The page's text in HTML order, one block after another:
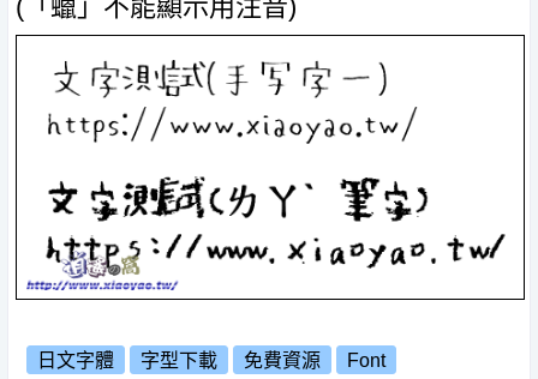
(「蠟」不能顯示用注音)
日文字體 字型下載 免費資源 Font